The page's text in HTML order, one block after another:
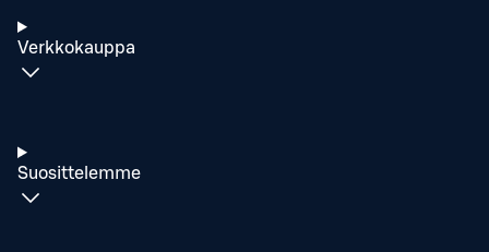
Verkkokauppa
Suosittelemme